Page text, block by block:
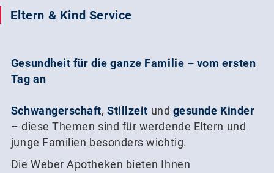
Eltern & Kind Service
Gesundheit für die ganze Familie – vom ersten
Tag an
Schwangerschaft,Stillzeit und gesunde Kinder
– diese Themen sind für werdende Eltern und
junge Familien besonders wichtig.
Die Weber Apotheken bieten Ihnen